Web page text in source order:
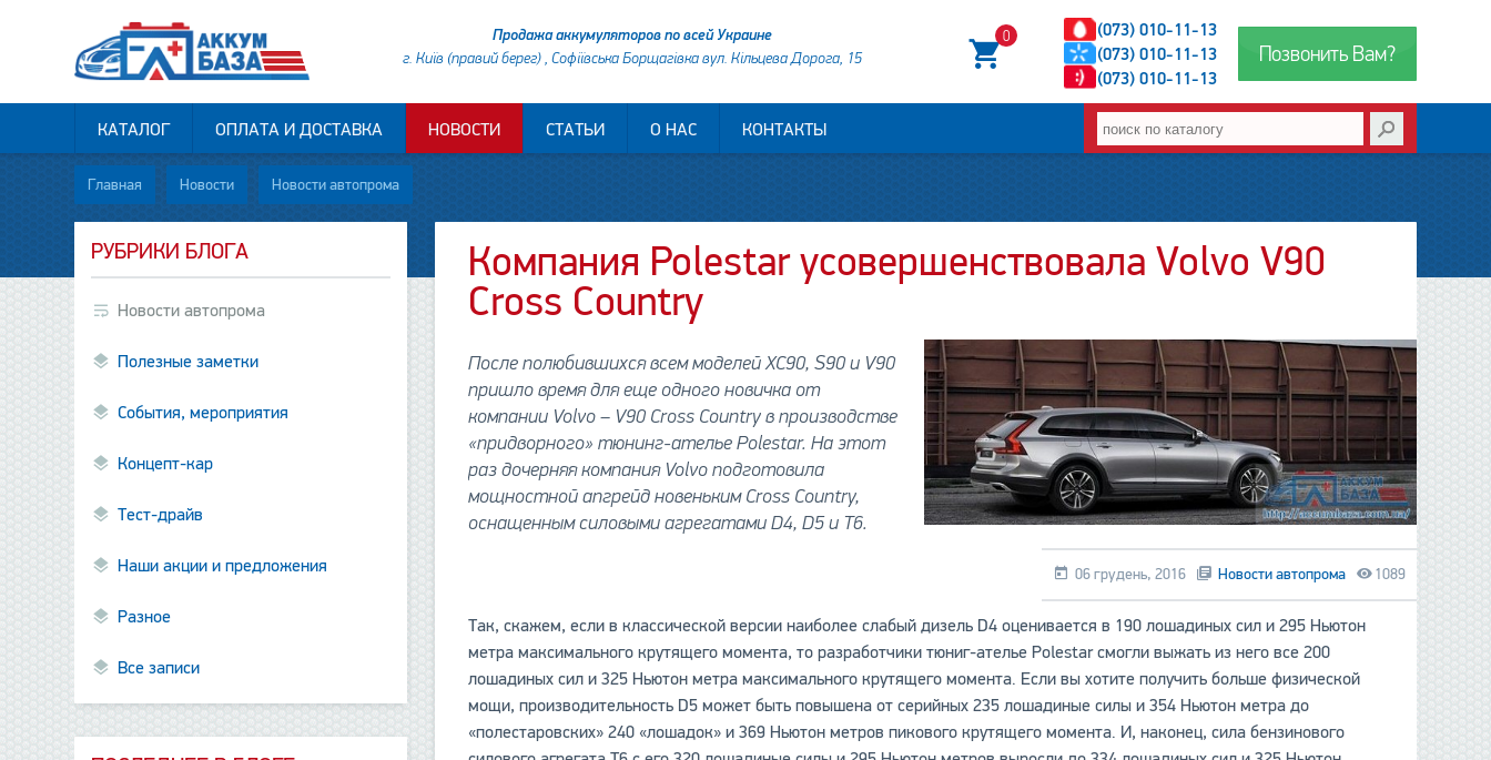
Позвонить Вам?
(073) 010-11-13
(073) 010-11-13
(073) 010-11-13
0
Продажа аккумуляторов по всей Украине
г. Київ (правий берег) , Софіївська Борщагівка вул. Кільцева Дорога, 15
КАТАЛОГ ОПЛАТА И ДОСТАВКА НОВОСТИ СТАТЬИ О НАС КОНТАКТЫ
Главная Новости Новости автопрома
Компания Polestar усовершенствовала Volvo V90
Cross Country
После полюбившихся всем моделей XC90, S90 и V90
пришло время для еще одного новичка от
компании Volvo – V90 Cross Country в производстве
«придворного» тюнинг-ателье Polestar. На этот
раз дочерняя компания Volvo подготовила
мощностной апгрейд новеньким Cross Country,
оснащенным силовыми агрегатами D4, D5 и T6.
06 грудень, 2016 Новости автопрома 1089
Так, скажем, если в классической версии наиболее слабый дизель D4 оценивается в 190 лошадиных сил и 295 Ньютон
метра максимального крутящего момента, то разработчики тюниг-ателье Polestar смогли выжать из него все 200
лошадиных сил и 325 Ньютон метра максимального крутящего момента. Если вы хотите получить больше физической
мощи, производительность D5 может быть повышена от серийных 235 лошадиные силы и 354 Ньютон метра до
«полестаровских» 240 «лошадок» и 369 Ньютон метров пикового крутящего момента. И, наконец, сила бензинового
РУБРИКИ БЛОГА
Новости автопрома
Полезные заметки
События, мероприятия
Концепт-кар
Тест-драйв
Наши акции и предложения
Разное
Все записи